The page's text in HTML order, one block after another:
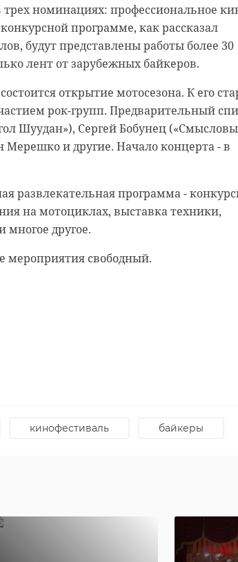
номинациях: профессиональное
программе, как рассказал
будут представлены работы более 30
лент от зарубежных байкеров.
открытие мотосезона. К его
рок-групп. Предварительный
Шуудан»), Сергей Бобунец
и другие. Начало концерта - в
развлекательная программа -
на мотоциклах, выставка техники,
другое.
мероприятия свободный.
кинофестиваль байкеры
и Александр Костенич из
по
мест.